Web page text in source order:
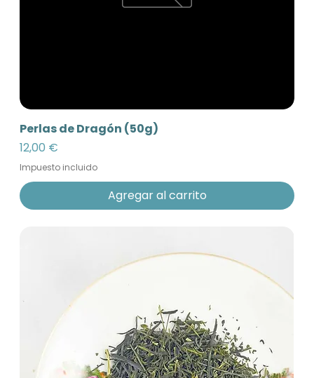
Perlas de Dragón (50g)
Precio
12,00 €
Impuesto incluido
Agregar al carrito